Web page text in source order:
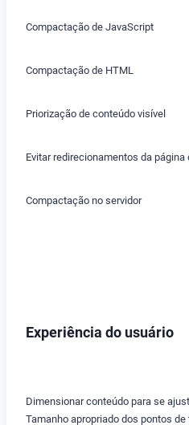
Compactação de JavaScript
Compactação de HTML
Priorização de conteúdo visível
Evitar redirecionamentos da página
Compactação no servidor
Experiência do usuário
Dimensionar conteúdo para se
Tamanho apropriado dos pontos de